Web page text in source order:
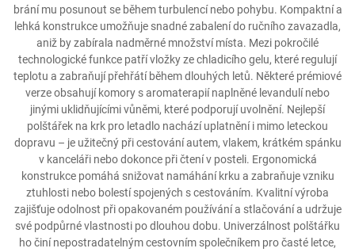
brání mu posunout se během turbulencí nebo pohybu. Kompaktní a
lehká konstrukce umožňuje snadné zabalení do ručního zavazadla,
aniž by zabírala nadměrné množství místa. Mezi pokročilé
technologické funkce patří vložky ze chladicího gelu, které regulují
teplotu a zabraňují přehřátí během dlouhých letů. Některé prémiové
verze obsahují komory s aromaterapií naplněné levandulí nebo
jinými uklidňujícími vůněmi, které podporují uvolnění. Nejlepší
polštářek na krk pro letadlo nachází uplatnění i mimo leteckou
dopravu – je užitečný při cestování autem, vlakem, krátkém spánku
v kanceláři nebo dokonce při čtení v posteli. Ergonomická
konstrukce pomáhá snižovat namáhání krku a zabraňuje vzniku
ztuhlosti nebo bolestí spojených s cestováním. Kvalitní výroba
zajišťuje odolnost při opakovaném používání a stlačování a udržuje
své podpůrné vlastnosti po dlouhou dobu. Univerzálnost polštářku
ho činí nepostradatelným cestovním společníkem pro časté letce,